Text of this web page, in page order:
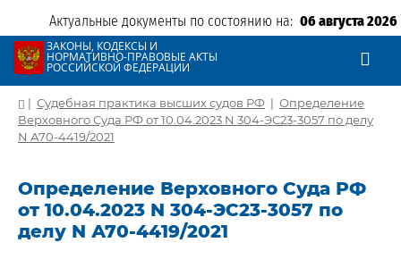
Актуальные документы по состоянию на: 06 августа 2026
ЗАКОНЫ, КОДЕКСЫ И
НОРМАТИВНО-ПРАВОВЫЕ АКТЫ
РОССИЙСКОЙ ФЕДЕРАЦИИ
| Судебная практика высших судов РФ | Определение
Верховного Суда РФ от 10.04.2023 N 304-ЭС23-3057 по делу
N А70-4419/2021
Определение Верховного Суда РФ
от 10.04.2023 N 304-ЭС23-3057 по
делу N А70-4419/2021